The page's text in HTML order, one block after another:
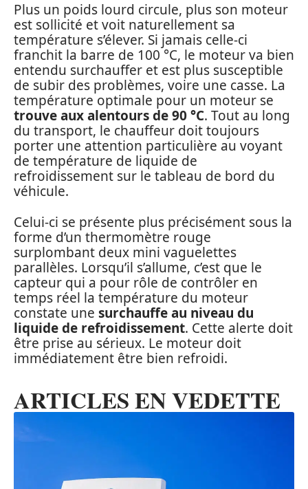
Plus un poids lourd circule, plus son moteur
est sollicité et voit naturellement sa
température s’élever. Si jamais celle-ci
franchit la barre de 100 °C, le moteur va bien
entendu surchauffer et est plus susceptible
de subir des problèmes, voire une casse. La
température optimale pour un moteur se
trouve aux alentours de 90 °C. Tout au long
du transport, le chauffeur doit toujours
porter une attention particulière au voyant
de température de liquide de
refroidissement sur le tableau de bord du
véhicule.
Celui-ci se présente plus précisément sous la
forme d’un thermomètre rouge
surplombant deux mini vaguelettes
parallèles. Lorsqu’il s’allume, c’est que le
capteur qui a pour rôle de contrôler en
temps réel la température du moteur
constate une surchauffe au niveau du
liquide de refroidissement. Cette alerte doit
être prise au sérieux. Le moteur doit
immédiatement être bien refroidi.
ARTICLES EN VEDETTE